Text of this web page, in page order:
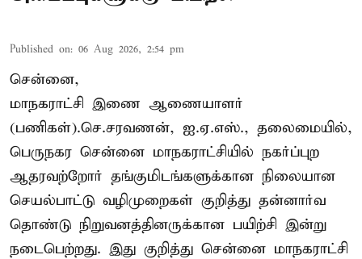
Published on: 06 Aug 2026, 2:54 pm
சென்னை,
மாநகராட்சி இணை ஆணையாளர்
(பணிகள்).செ.சரவணன், ஐ.ஏ.எஸ்., தலைமையில்,
பெருநகர சென்னை மாநகராட்சியில் நகர்ப்புற
ஆதரவற்றோர் தங்குமிடங்களுக்கான நிலையான
செயல்பாட்டு வழிமுறைகள் குறித்து தன்னார்வ
தொண்டு நிறுவனத்தினருக்கான பயிற்சி இன்று
நடைபெற்றது. இது குறித்து சென்னை மாநகராட்சி